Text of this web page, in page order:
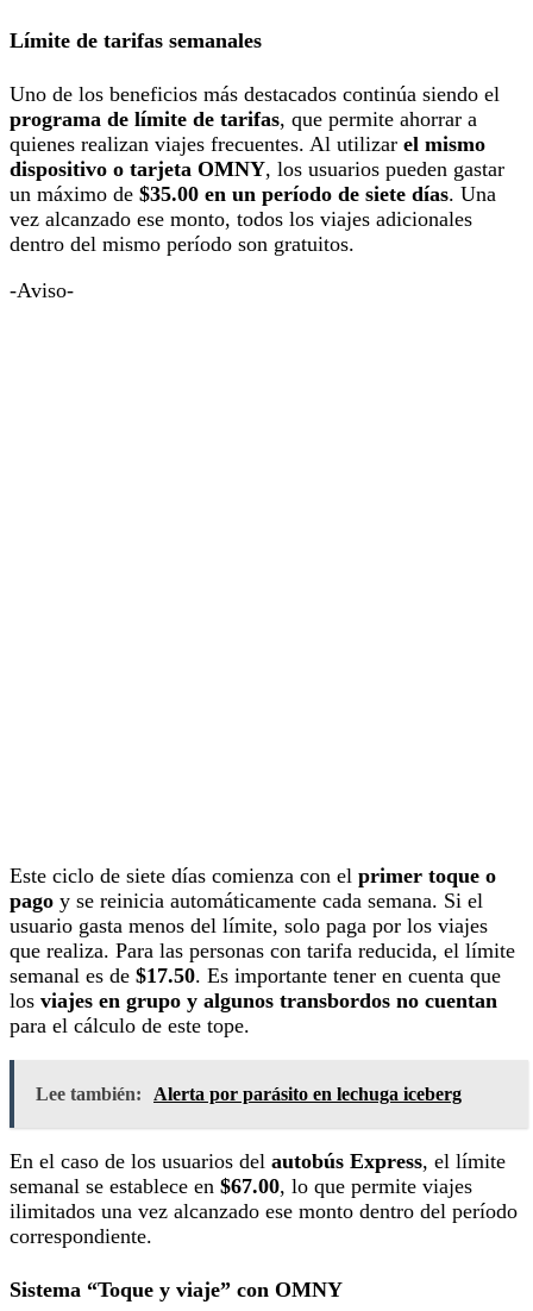
Límite de tarifas semanales
Uno de los beneficios más destacados continúa siendo el
programa de límite de tarifas, que permite ahorrar a
quienes realizan viajes frecuentes. Al utilizar el mismo
dispositivo o tarjeta OMNY, los usuarios pueden gastar
un máximo de $35.00 en un período de siete días. Una
vez alcanzado ese monto, todos los viajes adicionales
dentro del mismo período son gratuitos.
-Aviso-
Este ciclo de siete días comienza con el primer toque o
pago y se reinicia automáticamente cada semana. Si el
usuario gasta menos del límite, solo paga por los viajes
que realiza. Para las personas con tarifa reducida, el límite
semanal es de $17.50. Es importante tener en cuenta que
los viajes en grupo y algunos transbordos no cuentan
para el cálculo de este tope.
Lee también: Alerta por parásito en lechuga iceberg
En el caso de los usuarios del autobús Express, el límite
semanal se establece en $67.00, lo que permite viajes
ilimitados una vez alcanzado ese monto dentro del período
correspondiente.
Sistema “Toque y viaje” con OMNY